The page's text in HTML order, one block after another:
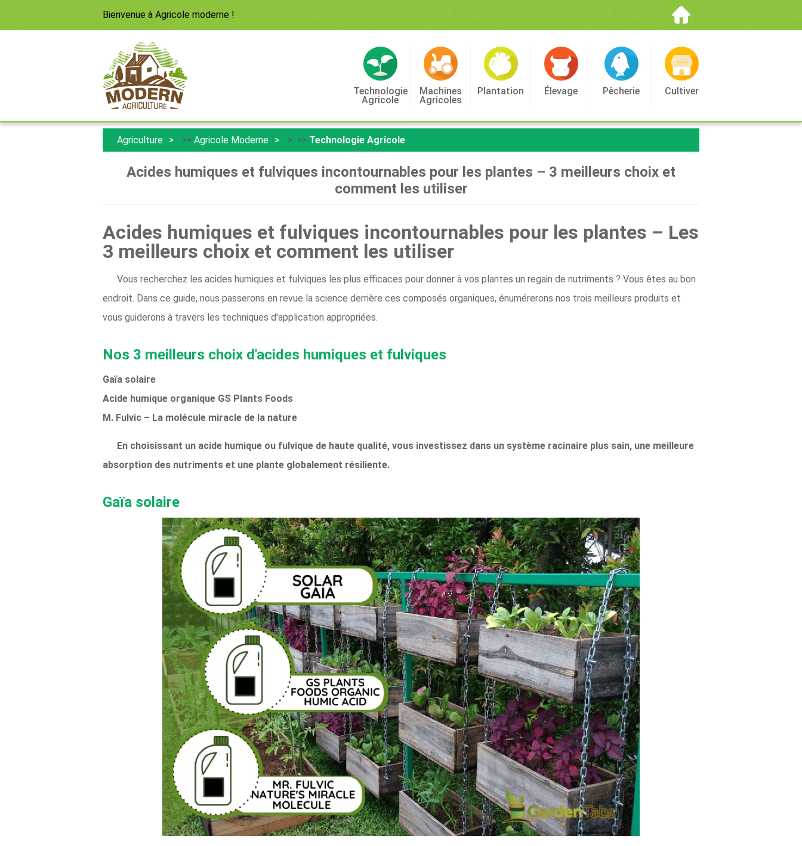
Bienvenue à Agricole moderne !
Technologie
Agricole
Machines
Agricoles
Plantation Élevage Pêcherie Cultiver
Agriculture >> Agricole Moderne > >> Technologie Agricole
Acides humiques et fulviques incontournables pour les plantes – 3 meilleurs choix et
comment les utiliser
Acides humiques et fulviques incontournables pour les plantes – Les
3 meilleurs choix et comment les utiliser
Vous recherchez les acides humiques et fulviques les plus efficaces pour donner à vos plantes un regain de nutriments ? Vous êtes au bon
endroit. Dans ce guide, nous passerons en revue la science derrière ces composés organiques, énumérerons nos trois meilleurs produits et
vous guiderons à travers les techniques d'application appropriées.
Nos 3 meilleurs choix d'acides humiques et fulviques
Gaïa solaire
Acide humique organique GS Plants Foods
M. Fulvic – La molécule miracle de la nature
En choisissant un acide humique ou fulvique de haute qualité, vous investissez dans un système racinaire plus sain, une meilleure
absorption des nutriments et une plante globalement résiliente.
Gaïa solaire